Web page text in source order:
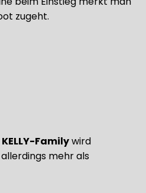
zugeht.
Familywird
mehr als